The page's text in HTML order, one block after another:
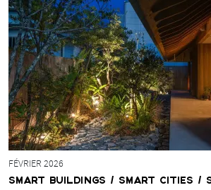
FÉVRIER 2026
SMART BUILDINGS / SMART CITIES /